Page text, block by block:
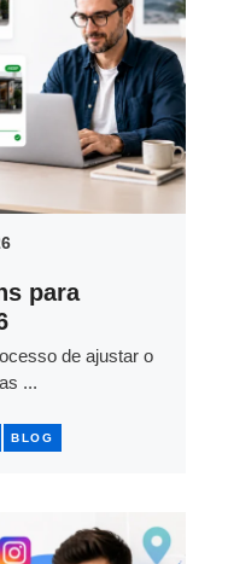
para
de ajustar o
...
BLOG